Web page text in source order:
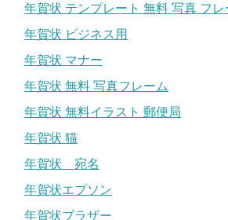
年賀状 テンプレート 無料 写真 フ
年賀状 ビジネス用
年賀状 マナー
年賀状 無料 写真フレーム
年賀状 無料イラスト 郵便局
年賀状 猫
年賀状 宛名
年賀状エプソン
年賀状ブラザー